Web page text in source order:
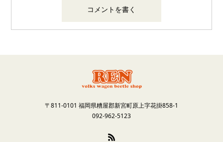
〒811-0101 福岡県糟屋郡新宮町原上字花掛858-1
092-962-5123